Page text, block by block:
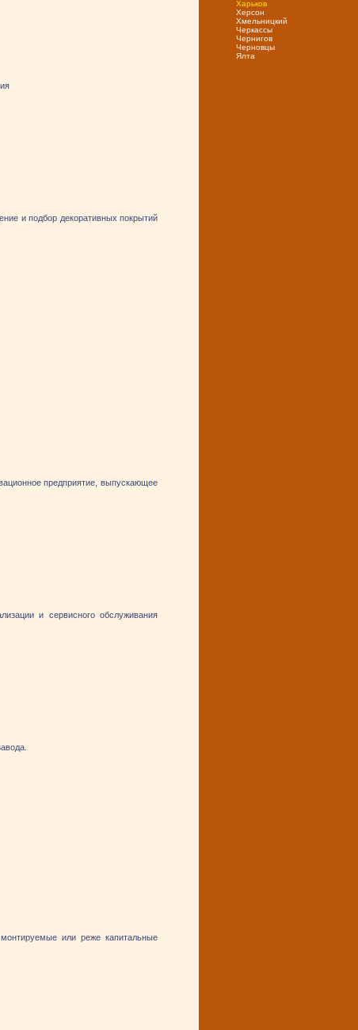
и подбор декоративных покрытий
предприятие, выпускающее
и сервисного обслуживания
или реже капитальные
Харьков
Херсон
Хмельницкий
Черкассы
Чернигов
Черновцы
Ялта